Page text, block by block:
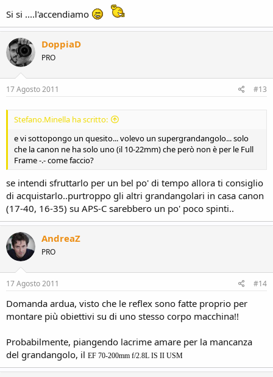
Si si ....l'accendiamo
DoppiaD
PRO
17 Agosto 2011 #13
Stefano.Minella ha scritto:
e vi sottopongo un quesito... volevo un supergrandangolo... solo
che la canon ne ha solo uno (il 10-22mm) che però non è per le Full
Frame -.- come faccio?
se intendi sfruttarlo per un bel po' di tempo allora ti consiglio
di acquistarlo..purtroppo gli altri grandangolari in casa canon
(17-40, 16-35) su APS-C sarebbero un po' poco spinti..
AndreaZ
PRO
17 Agosto 2011 #14
Domanda ardua, visto che le reflex sono fatte proprio per
montare più obiettivi su di uno stesso corpo macchina!!
Probabilmente, piangendo lacrime amare per la mancanza
del grandangolo, il EF 70-200mm f/2.8L IS II USM